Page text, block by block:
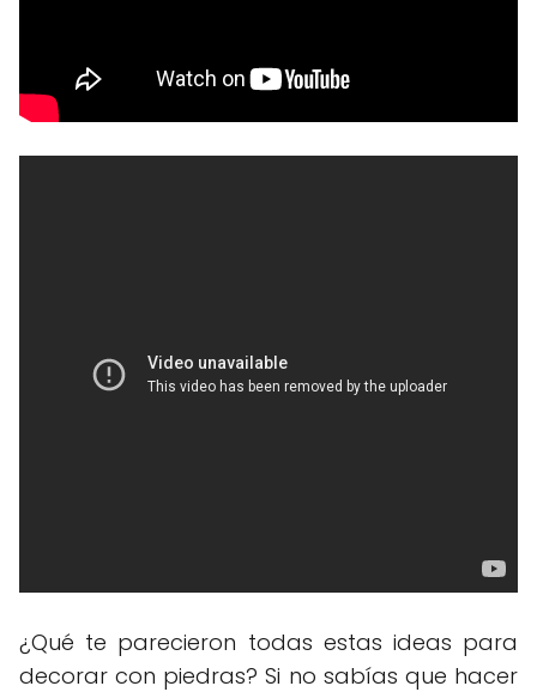
¿Qué te parecieron todas estas ideas para
decorar con piedras? Si no sabías que hacer